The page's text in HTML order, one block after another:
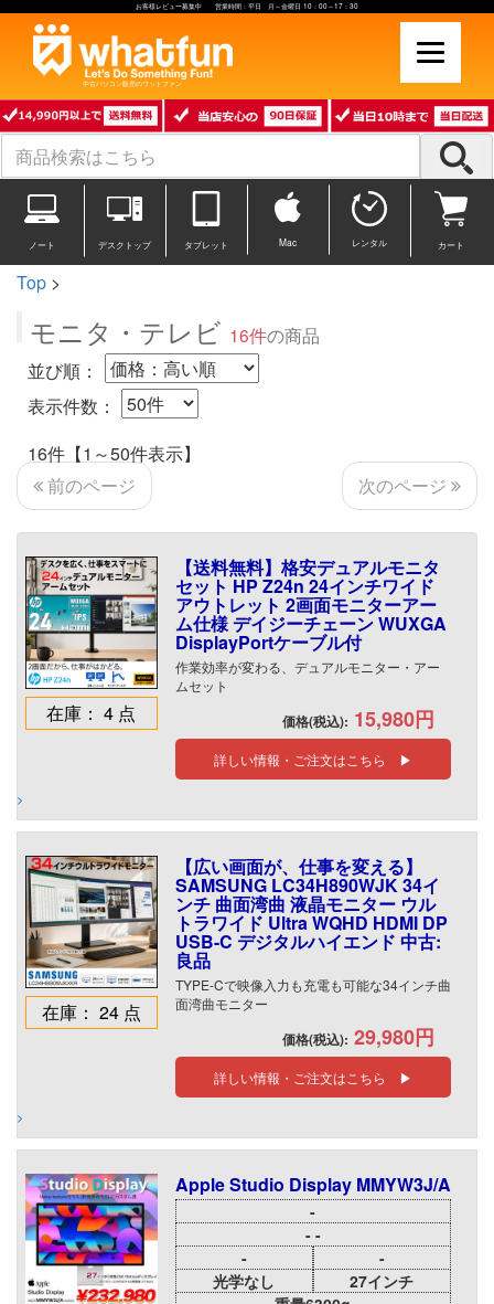
お客様レビュー募集中 営業時間：平日 月～金曜日 10：00～17：30
中古パソコン販売のワットファン
ノート デスクトップ タブレット Mac レンタル カート
Top >
モニタ・テレビ 16件の商品
並び順：
表示件数：
16件【1～50件表示】
前のページ 次のページ
在庫： 4 点
【送料無料】格安デュアルモニタ
セット HP Z24n 24インチワイド
アウトレット 2画面モニターアー
ム仕様 デイジーチェーン WUXGA
DisplayPortケーブル付
作業効率が変わる、デュアルモニター・アー
ムセット
価格(税込): 15,980円
詳しい情報・ご注文はこちら ▶
在庫： 24 点
【広い画面が、仕事を変える】
SAMSUNG LC34H890WJK 34イ
ンチ 曲面湾曲 液晶モニター ウル
トラワイド Ultra WQHD HDMI DP
USB-C デジタルハイエンド 中古:
良品
TYPE-Cで映像入力も充電も可能な34インチ曲
面湾曲モニター
価格(税込): 29,980円
詳しい情報・ご注文はこちら ▶
Apple Studio Display MMYW3J/A
-
- -
-
-
光学なし
27インチ